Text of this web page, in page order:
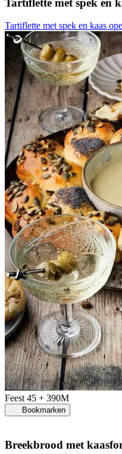
Tartiflette met spek en
Tartiflette met spek en kaas
Feest45 + 390M
Bookmarken
Breekbrood met